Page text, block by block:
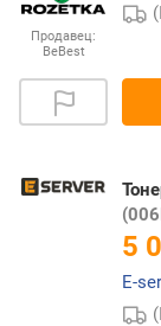
Продавец:
BeBest
5
E-